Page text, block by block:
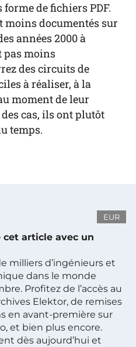
de fichiers PDF.
moins documentés sur
années 2000 à
pas moins
des circuits de
à réaliser, à la
moment de leur
cas, ils ont plutôt
temps.
EUR
article avec un
milliers d’ingénieurs et
dans le monde
Profitez de l’accès au
Elektor, de remises
en avant-première sur
et bien plus encore.
dès aujourd’hui et